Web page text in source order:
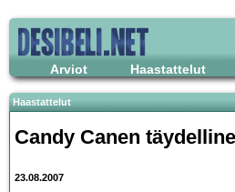
Arviot Haastattelut
Haastattelut
Candy Canen
23.08.2007